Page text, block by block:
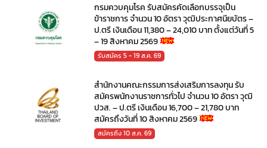
กรมควบคุมโรค รับสมัครคัดเลือกบรรจุเป็น
ข้าราชการ จำนวน 10 อัตรา วุฒิประกาศนียบัตร –
ป.ตรี เงินเดือน 11,380 – 24,010 บาท ตั้งแต่วันที่ 5
– 19 สิงหาคม 2569
รับสมัคร 5 - 19 ส.ค. 69
สำนักงานคณะกรรมการส่งเสริมการลงทุน รับ
สมัครพนักงานราชการทั่วไป จำนวน 10 อัตรา วุฒิ
ปวส. – ป.ตรี เงินเดือน 16,700 – 21,780 บาท
สมัครถึงวันที่ 10 สิงหาคม 2569
สมัครถึง 10 ส.ค. 69